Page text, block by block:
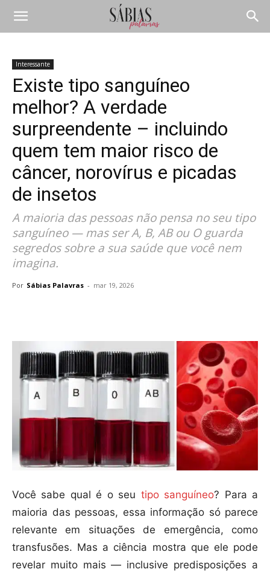
Interessante
Existe tipo sanguíneo
melhor? A verdade
surpreendente – incluindo
quem tem maior risco de
câncer, norovírus e picadas
de insetos
A maioria das pessoas não pensa no seu tipo
sanguíneo — mas ser A, B, AB ou O guarda
segredos sobre a sua saúde que você nem
imagina.
Por Sábias Palavras - mar 19, 2026
Você sabe qual é o seu tipo sanguíneo? Para a
maioria das pessoas, essa informação só parece
relevante em situações de emergência, como
transfusões. Mas a ciência mostra que ele pode
revelar muito mais — inclusive predisposições a